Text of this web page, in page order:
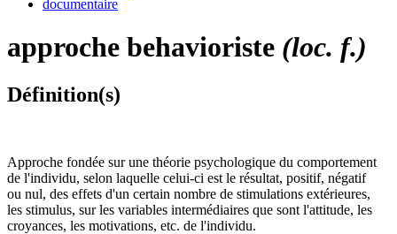
documentaire
approche behavioriste (loc. f.)
Définition(s)
Approche fondée sur une théorie psychologique du comportement
de l'individu, selon laquelle celui-ci est le résultat, positif, négatif
ou nul, des effets d'un certain nombre de stimulations extérieures,
les stimulus, sur les variables intermédiaires que sont l'attitude, les
croyances, les motivations, etc. de l'individu.